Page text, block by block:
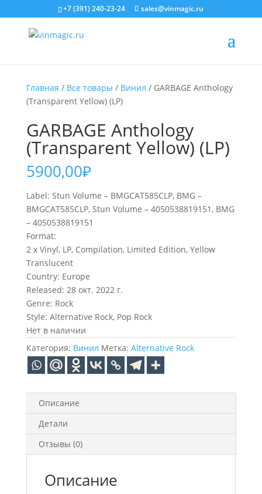
+7 (391) 240-23-24 sales@vinmagic.ru
Главная / Все товары / Винил / GARBAGE Anthology
(Transparent Yellow) (LP)
GARBAGE Anthology
(Transparent Yellow) (LP)
5900,00₽
Label: Stun Volume – BMGCAT585CLP, BMG –
BMGCAT585CLP, Stun Volume – 4050538819151, BMG
– 4050538819151
Format:
2 x Vinyl, LP, Compilation, Limited Edition, Yellow
Translucent
Country: Europe
Released: 28 окт. 2022 г.
Genre: Rock
Style: Alternative Rock, Pop Rock
Нет в наличии
Категория: Винил Метка: Alternative Rock
Описание
Детали
Отзывы (0)
Описание